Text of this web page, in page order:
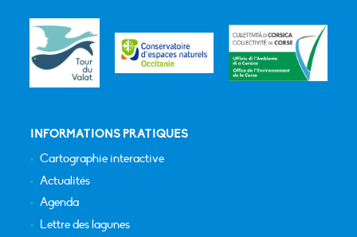
INFORMATIONS PRATIQUES
Cartographie interactive
Actualités
Agenda
Lettre des lagunes